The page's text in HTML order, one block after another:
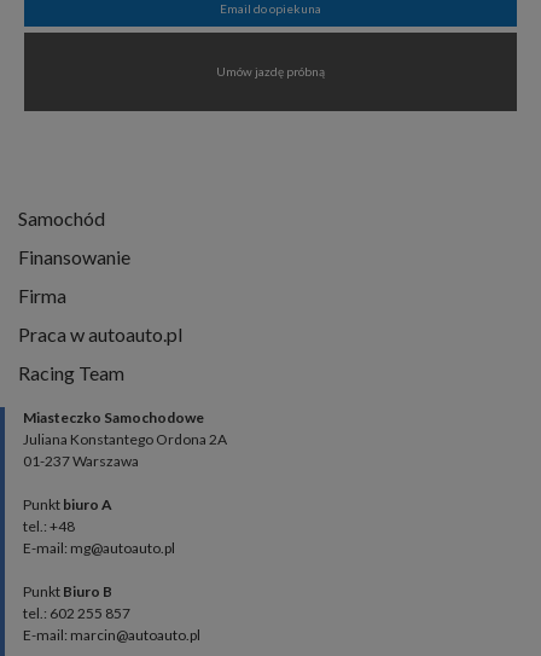
Email do opiekuna
Umów jazdę próbną
Samochód
Finansowanie
Firma
Praca w autoauto.pl
Racing Team
Miasteczko Samochodowe
Juliana Konstantego Ordona 2A
01-237 Warszawa
Punkt biuro A
tel.: +48
E-mail: mg@autoauto.pl
Punkt Biuro B
tel.: 602 255 857
E-mail: marcin@autoauto.pl